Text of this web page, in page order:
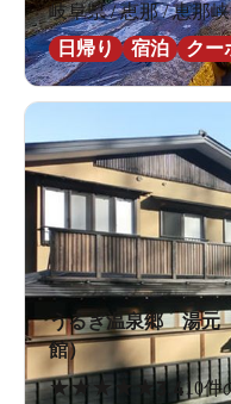
岐阜県 / 恵那 / 恵那
日帰り
宿泊 クー
うるぎ温泉郷 湯
館）
★★ ★ ★3.410件